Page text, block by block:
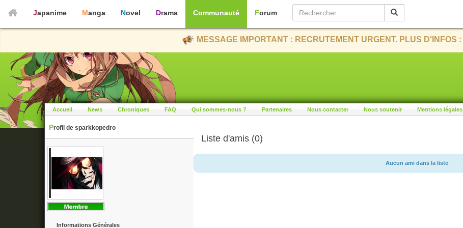
Japanime Manga Novel Drama Communauté Forum
MESSAGE IMPORTANT : RECRUTEMENT URGENT. PLUS D'INFOS :
Accueil News Chroniques FAQ Qui sommes-nous ? Partenaires Nous contacter Nous soutenir Mentions légales
Profil de sparkkopedro
Informations Générales
Liste d'amis (0)
Aucun ami dans la liste